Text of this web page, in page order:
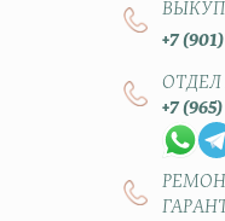
ВЫКУП
+7
+7